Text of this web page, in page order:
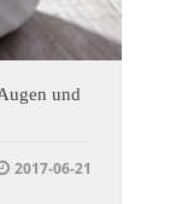
und
2017-06-21